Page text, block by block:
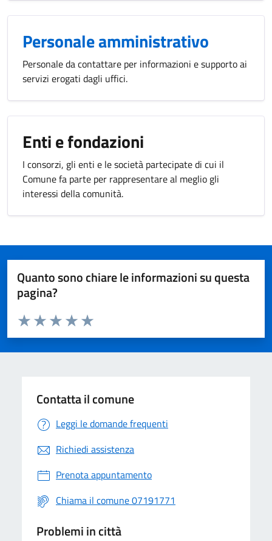
Personale amministrativo
Personale da contattare per informazioni e supporto ai
servizi erogati dagli uffici.
Enti e fondazioni
I consorzi, gli enti e le società partecipate di cui il
Comune fa parte per rappresentare al meglio gli
interessi della comunità.
Quanto sono chiare le informazioni su questa
pagina?
Valuta da 1 a 5 stelle la pagina
Valuta 5 stelle su 5
Valuta 4 stelle su 5
Valuta 3 stelle su 5
Valuta 2 stelle su 5
Valuta 1 stelle su 5
Contatta il comune
Leggi le domande frequenti
Richiedi assistenza
Prenota appuntamento
Chiama il comune 07191771
Problemi in città